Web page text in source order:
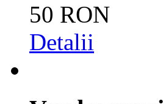
50 RON
Detalii